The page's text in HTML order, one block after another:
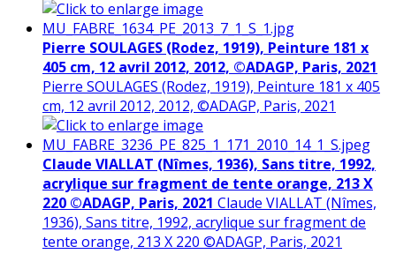
Pierre SOULAGES (Rodez, 1919), Peinture 181 x
405 cm, 12 avril 2012, 2012, ©ADAGP, Paris, 2021
Pierre SOULAGES (Rodez, 1919), Peinture 181 x 405
cm, 12 avril 2012, 2012, ©ADAGP, Paris, 2021
Claude VIALLAT (Nîmes, 1936), Sans titre, 1992,
acrylique sur fragment de tente orange, 213 X
220 ©ADAGP, Paris, 2021 Claude VIALLAT (Nîmes,
1936), Sans titre, 1992, acrylique sur fragment de
tente orange, 213 X 220 ©ADAGP, Paris, 2021